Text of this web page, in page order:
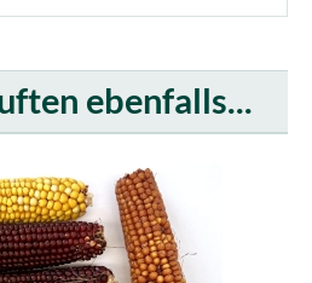
ebenfalls...